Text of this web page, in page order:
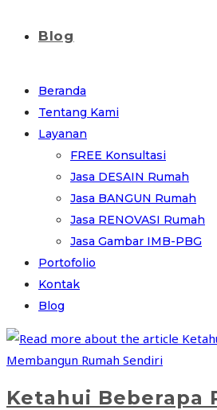
Blog
Beranda
Tentang Kami
Layanan
FREE Konsultasi
Jasa DESAIN Rumah
Jasa BANGUN Rumah
Jasa RENOVASI Rumah
Jasa Gambar IMB-PBG
Portofolio
Kontak
Blog
Ketahui Beberapa